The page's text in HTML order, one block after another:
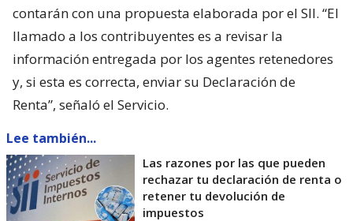
contarán con una propuesta elaborada por el SII. “El
llamado a los contribuyentes es a revisar la
información entregada por los agentes retenedores
y, si esta es correcta, enviar su Declaración de
Renta”, señaló el Servicio.
Lee también...
Las razones por las que pueden
rechazar tu declaración de renta o
retener tu devolución de
impuestos